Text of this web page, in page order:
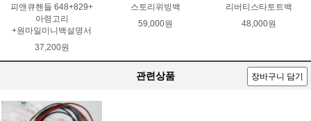
피앤큐핸들 648+829+
아령고리
+원마일미니백설명서
37,200원
스토리위빙백
59,000원
리버티스타토트백
48,000원
관련상품 장바구니 담기